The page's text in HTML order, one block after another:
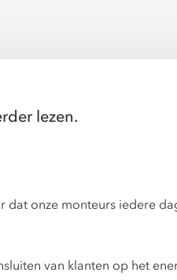
lezen.
onze monteurs iedere
van klanten op het